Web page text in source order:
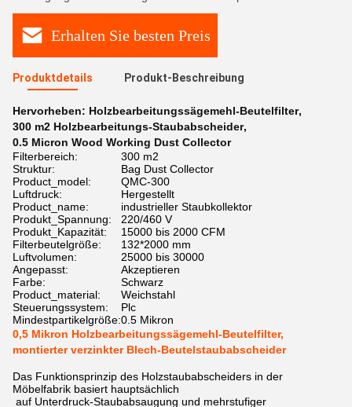
Erhalten Sie besten Preis
Produktdetails Produkt-Beschreibung
Hervorheben: Holzbearbeitungssägemehl-Beutelfilter,
300 m2 Holzbearbeitungs-Staubabscheider,
0.5 Micron Wood Working Dust Collector
Filterbereich:
300 m2
Struktur:
Bag Dust Collector
Product_model:
QMC-300
Luftdruck:
Hergestellt
Product_name:
industrieller Staubkollektor
Produkt_Spannung:
220/460 V
Produkt_Kapazität:
15000 bis 2000 CFM
Filterbeutelgröße:
132*2000 mm
Luftvolumen:
25000 bis 30000
Angepasst:
Akzeptieren
Farbe:
Schwarz
Product_material:
Weichstahl
Steuerungssystem:
Plc
Mindestpartikelgröße:0.5 Mikron
0,5 Mikron Holzbearbeitungssägemehl-Beutelfilter,
montierter verzinkter Blech-Beutelstaubabscheider
Das Funktionsprinzip des Holzstaubabscheiders in der
Möbelfabrik basiert hauptsächlich
auf Unterdruck-Staubabsaugung und mehrstufiger